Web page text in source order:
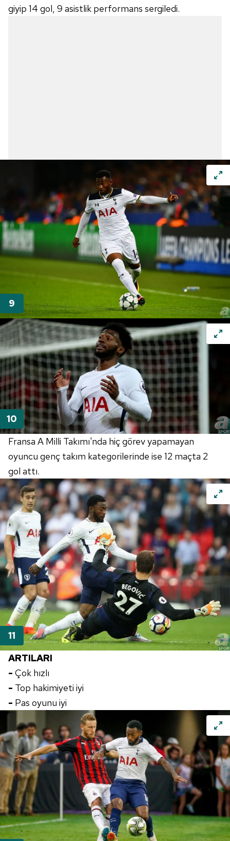
giyip 14 gol, 9 asistlik performans sergiledi.
Fransa A Milli Takımı'nda hiç görev yapamayan
oyuncu genç takım kategorilerinde ise 12 maçta 2
gol attı.
ARTILARI
- Çok hızlı
- Top hakimiyeti iyi
- Pas oyunu iyi